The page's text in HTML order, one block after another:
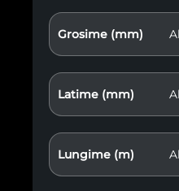
Grosime (mm)
Latime (mm)
Lungime (m)